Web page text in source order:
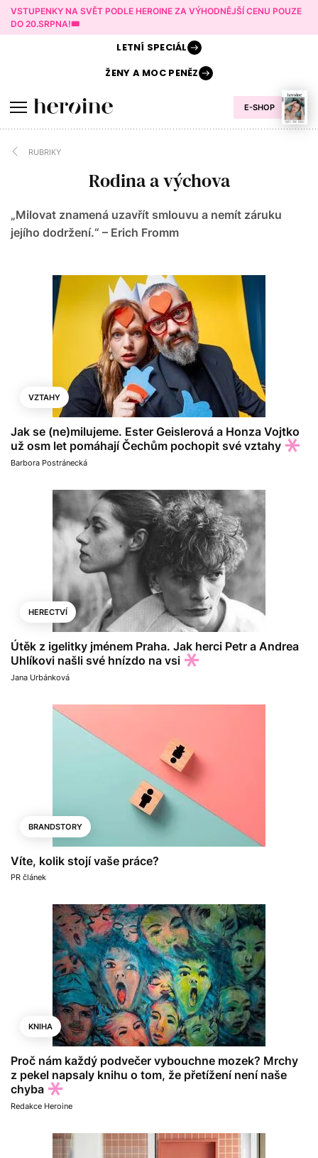
VSTUPENKY NA SVĚT PODLE HEROINE ZA VÝHODNĚJŠÍ CENU POUZE
DO 20.SRPNA!🎟️
E-SHOP
LETNÍ SPECIÁL
ŽENY AMOC PENĚZ
RUBRIKY
Rodina a výchova
„Milovat znamená uzavřít smlouvu a nemít záruku
jejího dodržení.“ – Erich Fromm
VZTAHY
Jak se (ne)milujeme. Ester Geislerová a Honza Vojtko
už osm let pomáhají Čechům pochopit své vztahy
Barbora Postránecká
HERECTVÍ
Útěk z igelitky jménem Praha. Jak herci Petr a Andrea
Uhlíkovi našli své hnízdo na vsi
Jana Urbánková
BRANDSTORY
Víte, kolik stojí vaše práce?
PR článek
KNIHA
Proč nám každý podvečer vybouchne mozek? Mrchy
z pekel napsaly knihu o tom, že přetížení není naše
chyba
Redakce Heroine